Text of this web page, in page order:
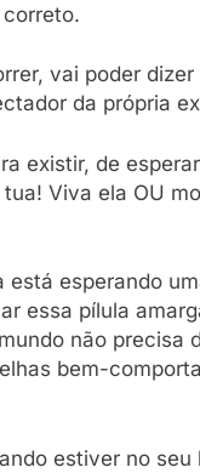
vai poder
da própria
existir, de
Viva ela OU
esperando
essa pílula
não precisa
bem-
estiver no